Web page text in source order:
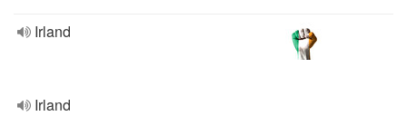
Irland
Irland